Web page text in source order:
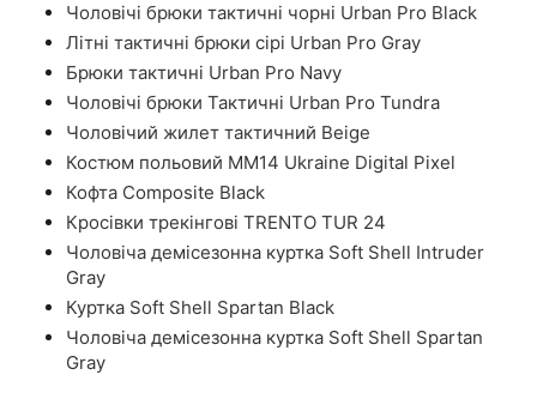
Чоловічі брюки тактичні чорні Urban Pro Black
Літні тактичні брюки сірі Urban Pro Gray
Брюки тактичні Urban Pro Navy
Чоловічі брюки Тактичні Urban Pro Tundra
Чоловічий жилет тактичний Beige
Костюм польовий ММ14 Ukraine Digital Pixel
Кофта Composite Black
Кросівки трекінгові TRENTO TUR 24
Чоловіча демісезонна куртка Soft Shell Intruder
Gray
Куртка Soft Shell Spartan Black
Чоловіча демісезонна куртка Soft Shell Spartan
Gray